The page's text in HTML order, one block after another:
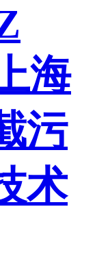
海
污
术